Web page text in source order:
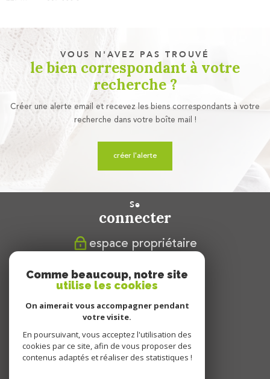
VOUS N'AVEZ PAS TROUVÉ
le bien correspondant à votre
recherche ?
Créer une alerte email et recevez les biens correspondants à votre
recherche dans votre boîte mail !
créer l'alerte
se
connecter
espace propriétaire
nous
suivre
nous
adhérons
Comme beaucoup, notre site
utilise les cookies
On aimerait vous accompagner pendant
votre visite.
En poursuivant, vous acceptez l'utilisation des
cookies par ce site, afin de vous proposer des
contenus adaptés et réaliser des statistiques !